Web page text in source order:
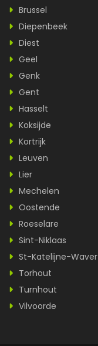
Brussel
Diepenbeek
Diest
Geel
Genk
Gent
Hasselt
Koksijde
Kortrijk
Leuven
Lier
Mechelen
Oostende
Roeselare
Sint-Niklaas
St-Katelijne-Waver
Torhout
Turnhout
Vilvoorde